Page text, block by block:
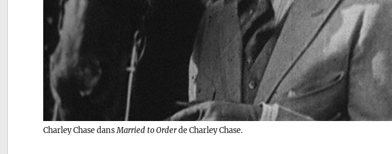
Charley Chase dans Married to Orderde Charley Chase.